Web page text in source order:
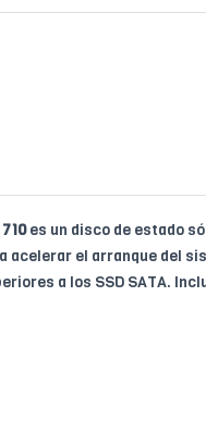
es un disco de estado
acelerar el arranque del
a los SSD SATA.